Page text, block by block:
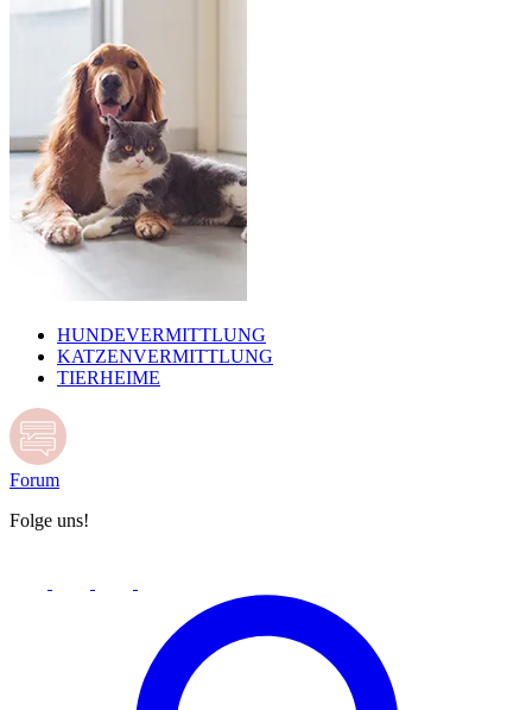
HUNDEVERMITTLUNG
KATZENVERMITTLUNG
TIERHEIME
Forum
Folge uns!